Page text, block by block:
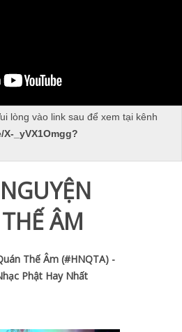
lòng vào link sau để xem tại kênh
_yVX1Omgg?
ÂM
Thế Âm (#HNQTA) -
Phật Hay Nhất